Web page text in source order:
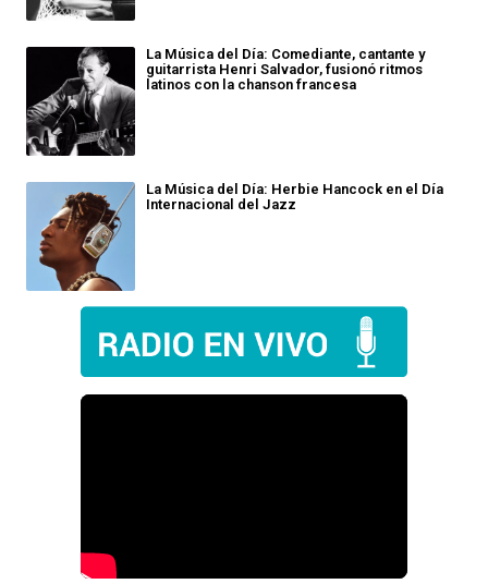
La Música del Día: Comediante, cantante y
guitarrista Henri Salvador, fusionó ritmos
latinos con la chanson francesa
La Música del Día: Herbie Hancock en el Día
Internacional del Jazz